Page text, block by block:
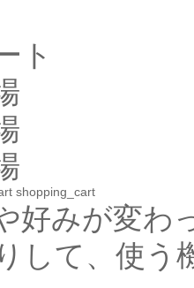
ト
shopping_cart
好みが変わ
して、使う